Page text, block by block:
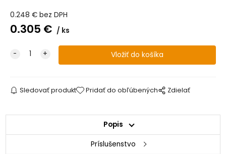
0.248 € bez DPH
0.305 € ks
Sledovať produkt Pridať do obľúbených Zdielať
Popis
Príslušenstvo